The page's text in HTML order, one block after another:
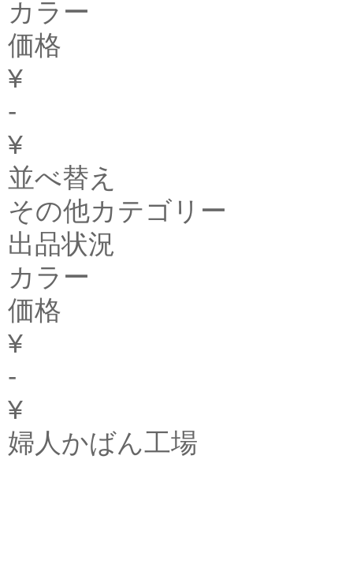
カラー
価格
¥
-
¥
並べ替え
その他カテゴリー
出品状況
カラー
価格
¥
-
¥
婦人かばん工場